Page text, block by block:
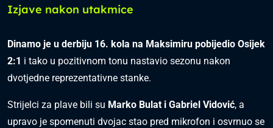
Izjave nakon utakmice
Dinamo je u derbiju 16. kola na Maksimiru pobijedio Osijek
2:1 i tako u pozitivnom tonu nastavio sezonu nakon
dvotjedne reprezentativne stanke.
Strijelci za plave bili su Marko Bulat i Gabriel Vidović, a
upravo je spomenuti dvojac stao pred mikrofon i osvrnuo se